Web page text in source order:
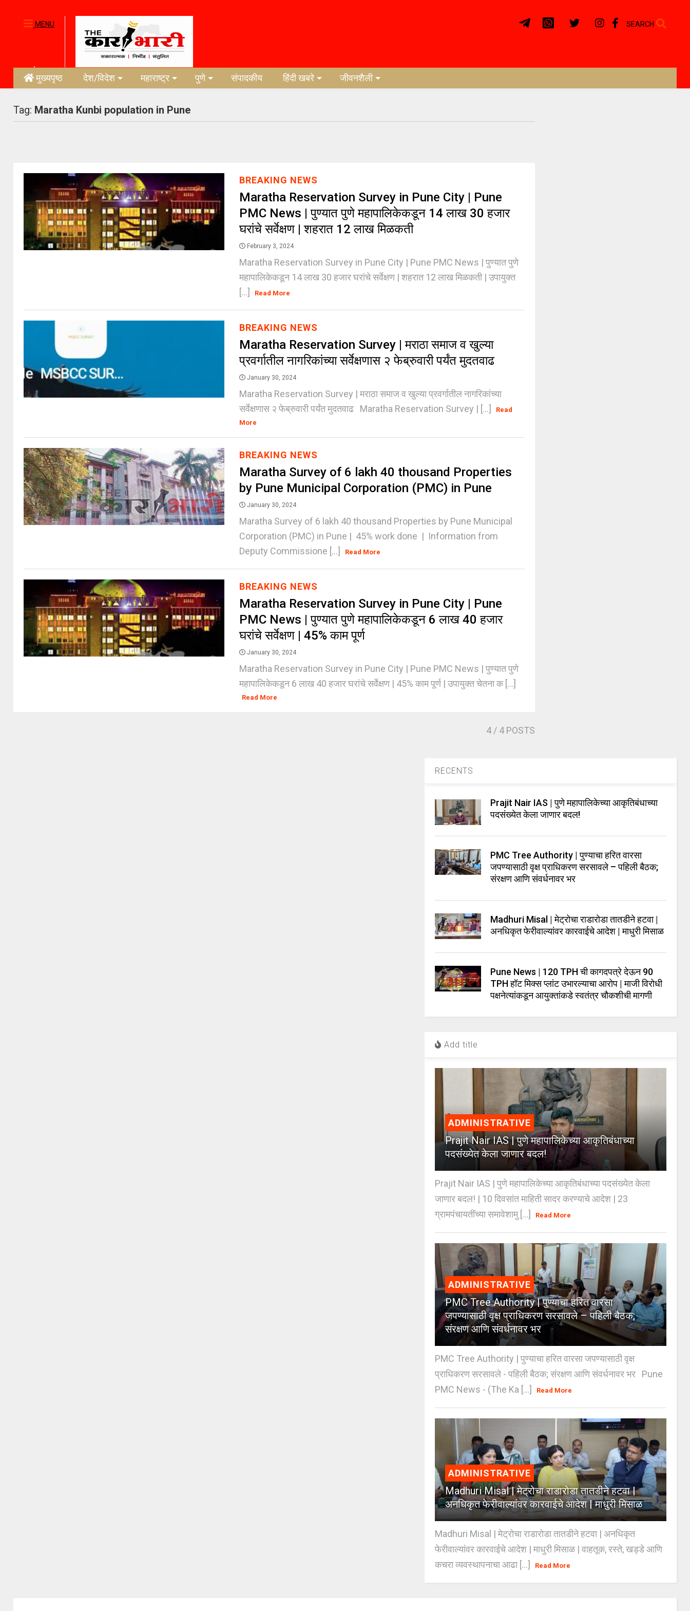
MENU SEARCH
मुख्यपृष्ठ देश/विदेश महाराष्ट्र पुणे संपादकीय हिंदी खबरे जीवनशैली
Tag: Maratha Kunbi population in Pune
BREAKING NEWS
Maratha Reservation Survey in Pune City | Pune
PMC News | पुण्यात पुणे महापालिकेकडून 14 लाख 30 हजार
घरांचे सर्वेक्षण | शहरात 12 लाख मिळकती
February 3, 2024
Maratha Reservation Survey in Pune City | Pune PMC News | पुण्यात पुणे
महापालिकेकडून 14 लाख 30 हजार घरांचे सर्वेक्षण | शहरात 12 लाख मिळकती | उपायुक्त
[...]
Read More
BREAKING NEWS
Maratha Reservation Survey | मराठा समाज व खुल्या
प्रवर्गातील नागरिकांच्या सर्वेक्षणास २ फेब्रुवारी पर्यंत मुदतवाढ
January 30, 2024
Maratha Reservation Survey | मराठा समाज व खुल्या प्रवर्गातील नागरिकांच्या
सर्वेक्षणास २ फेब्रुवारी पर्यंत मुदतवाढ Maratha Reservation Survey | [...]
Read
More
BREAKING NEWS
Maratha Survey of 6 lakh 40 thousand Properties
by Pune Municipal Corporation (PMC) in Pune
January 30, 2024
Maratha Survey of 6 lakh 40 thousand Properties by Pune Municipal
Corporation (PMC) in Pune | 45% work done | Information from
Deputy Commissione [...]
Read More
BREAKING NEWS
Maratha Reservation Survey in Pune City | Pune
PMC News | पुण्यात पुणे महापालिकेकडून 6 लाख 40 हजार
घरांचे सर्वेक्षण | 45% काम पूर्ण
January 30, 2024
Maratha Reservation Survey in Pune City | Pune PMC News | पुण्यात पुणे
महापालिकेकडून 6 लाख 40 हजार घरांचे सर्वेक्षण | 45% काम पूर्ण | उपायुक्त चेतना क [...]
Read More
4/ 4 POSTS
RECENTS
Prajit Nair IAS | पुणे महापालिकेच्या आकृतिबंधाच्या
पदसंख्येत केला जाणार बदल!
PMC Tree Authority | पुण्याचा हरित वारसा
जपण्यासाठी वृक्ष प्राधिकरण सरसावले – पहिली बैठक;
संरक्षण आणि संवर्धनावर भर
Madhuri Misal | मेट्रोचा राडारोडा तातडीने हटवा |
अनधिकृत फेरीवाल्यांवर कारवाईचे आदेश | माधुरी मिसाळ
Pune News | 120 TPH ची कागदपत्रे देऊन 90
TPH हॉट मिक्स प्लांट उभारल्याचा आरोप | माजी विरोधी
पक्षनेत्यांकडून आयुक्तांकडे स्वतंत्र चौकशीची मागणी
Add title
ADMINISTRATIVE
Prajit Nair IAS | पुणे महापालिकेच्या आकृतिबंधाच्या
पदसंख्येत केला जाणार बदल!
Prajit Nair IAS | पुणे महापालिकेच्या आकृतिबंधाच्या पदसंख्येत केला
जाणार बदल! | 10 दिवसांत माहिती सादर करण्याचे आदेश | 23
ग्रामपंचायतींच्या समावेशामु [...]
Read More
ADMINISTRATIVE
PMC Tree Authority | पुण्याचा हरित वारसा
जपण्यासाठी वृक्ष प्राधिकरण सरसावले – पहिली बैठक;
संरक्षण आणि संवर्धनावर भर
PMC Tree Authority | पुण्याचा हरित वारसा जपण्यासाठी वृक्ष
प्राधिकरण सरसावले - पहिली बैठक; संरक्षण आणि संवर्धनावर भर Pune
PMC News - (The Ka [...]
Read More
ADMINISTRATIVE
Madhuri Misal | मेट्रोचा राडारोडा तातडीने हटवा |
अनधिकृत फेरीवाल्यांवर कारवाईचे आदेश | माधुरी मिसाळ
Madhuri Misal | मेट्रोचा राडारोडा तातडीने हटवा | अनधिकृत
फेरीवाल्यांवर कारवाईचे आदेश | माधुरी मिसाळ | वाहतूक, रस्ते, खड्डे आणि
कचरा व्यवस्थापनाचा आढा [...]
Read More